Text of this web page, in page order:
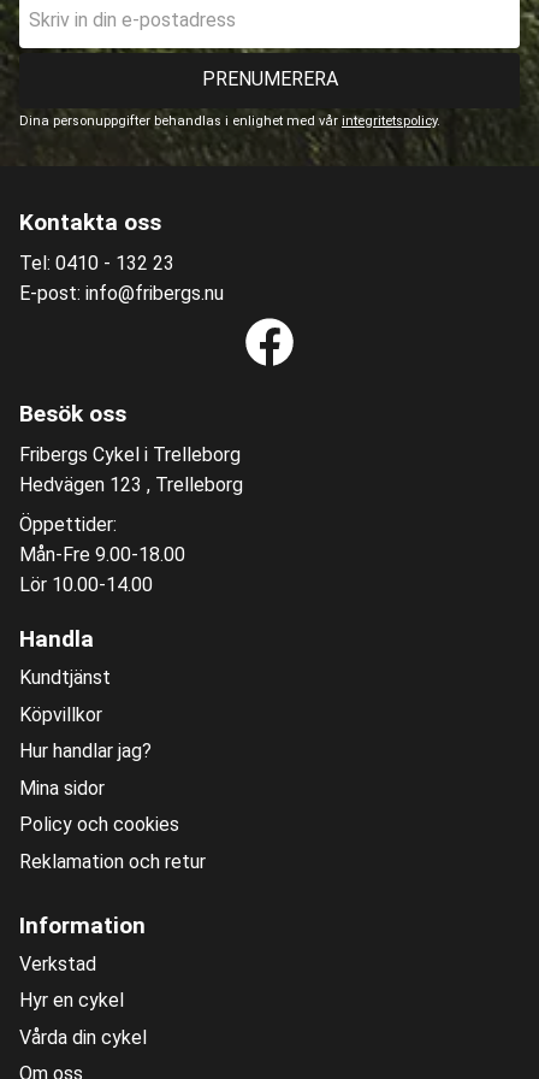
PRENUMERERA
Dina personuppgifter behandlas i enlighet med vår integritetspolicy.
Kontakta oss
Tel: 0410 - 132 23
E-post: info@fribergs.nu
Besök oss
Fribergs Cykel i Trelleborg
Hedvägen 123 , Trelleborg
Öppettider:
Mån-Fre 9.00-18.00
Lör 10.00-14.00
Handla
Kundtjänst
Köpvillkor
Hur handlar jag?
Mina sidor
Policy och cookies
Reklamation och retur
Information
Verkstad
Hyr en cykel
Vårda din cykel
Om oss